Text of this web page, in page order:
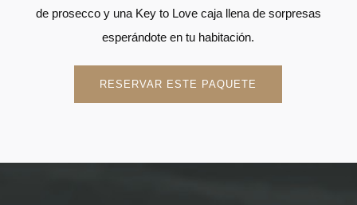
de prosecco y una Key to Love caja llena de sorpresas
esperándote en tu habitación.
RESERVAR ESTE PAQUETE